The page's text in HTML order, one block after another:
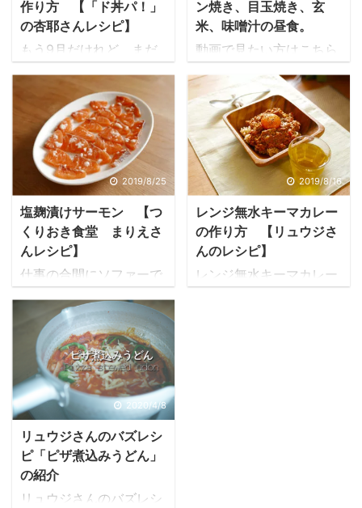
作り方 【「ド丼パ！」
の杏耶さんレシピ】
もう9月だけれど、まだ
ものを実感しながら、暑
すぎる外を眺める毎日。
こう暑くては外に出られ
ないし、バテてしまう。
何かひんやりしたものが
食べたい。 でもそうめん
もそばも食べ飽きたから
食べたくないな、と思っ
ていたときにTwitterで見
つけたのが、ド丼パ！の
していた「蒲焼き冷やし
茶漬け丼」である。 お手
軽に作れそうだし、なに
より今食べたらすごく美
味しそうだ。 というわけ
でさっそく作ってみた。
蒲焼き冷やしちゃ漬け丼
の材料 蒲焼きの缶詰 一
缶 大葉 適量 梅干し
...
ン焼き、目玉焼き、玄
米、味噌汁の昼食。
動画で見たい方はこちら
今日もやってきた、ヤオ
コー。ここは大好きなス
ーパー。近くにあったら
ぜひ行ってみてくださ
い。 厚揚げ好き。 今日
のメイン食材、カブ。 小
松菜も安かったから買
い。 里芋も。 帰宅途中
の工事。 帰宅。 食材を
それぞれの場所へ。 さ、
2019/8/25
塩麹漬けサーモン 【つ
くりおき食堂 まりえさ
んレシピ】
仕事の合間にソファーで
れもなく唐突にサーモン
の刺し身が食べたくなっ
た。 こういうのってすご
く困る。 食べたくなった
らもう食べるしかなくな
るからである。そうしな
いとこの胸の高ぶりは抑
えられない。 よし、とり
あえず後でヤオコーにサ
ーモンを買いに行くこと
2019/8/16
レンジ無水キーマカレー
の作り方 【リュウジさ
んのレシピ】
レンジ無水キーマカレー
2020/4/8
リュウジさんのバズレシ
ピ「ピザ煮込みうどん」
の紹介
リュウジさんのバズレシ